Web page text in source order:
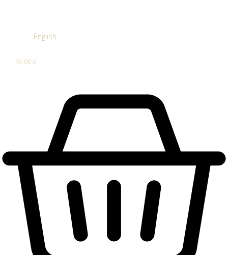
English
$0.00 0